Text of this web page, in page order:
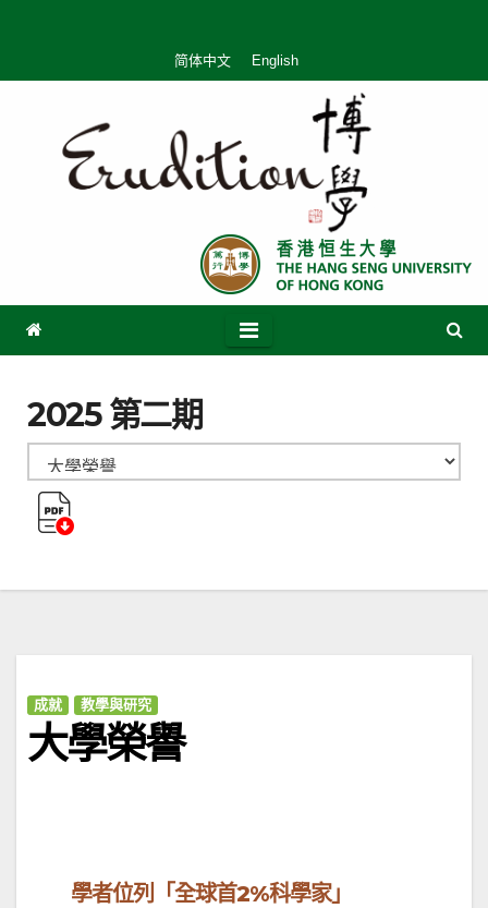
简体中文 English
2025 第二期
成就 教學與研究
大學榮譽
學者位列「全球首2%科學家」